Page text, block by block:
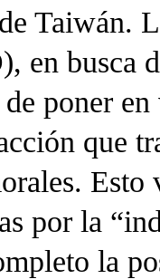
Taiwán.
en busca
poner
que
Esto
por la
la